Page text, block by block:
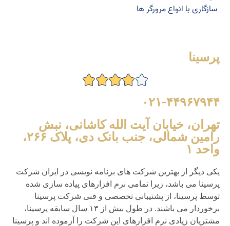
سازگاری با انواع مرورگر ها
پرسینا
۰۲۱-۴۴۹۶۷۹۴۴
تهران، خیابان آیت الله کاشانی، نبش
رامین شمالی، جنب بانک دی، پلاک ۲۶۶،
واحد ۱
یکی دیگر از بهترین شرکت های برنامه نویسی در ایران شرکت
پرسینا می باشد، زیرا تمامی نرم افزارهای پیاده سازی شده
توسط پرسینا، از پشتیبانی تخصصی و فنی شرکت پرسینا
برخوردار می باشند. در طول بیش از ۱۳ سال سابقه پرسینا،
مشتریان زیادی نرم افزارهای این شرکت را آزموده اند و پرسینا